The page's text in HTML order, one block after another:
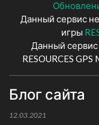
Данный сервис
игры
Данный
RESOURCES
Блог сайта
12.03.2021